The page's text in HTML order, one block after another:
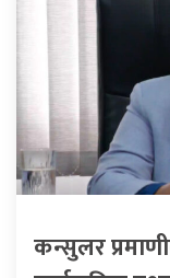
कन्सुलर